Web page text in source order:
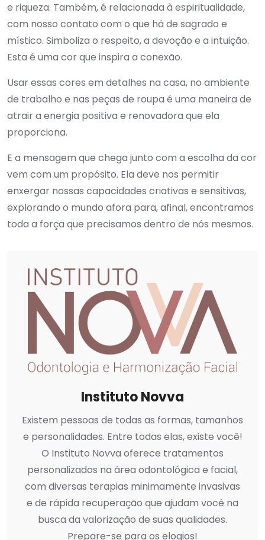
e riqueza. Também, é relacionada à espiritualidade,
com nosso contato com o que há de sagrado e
místico. Simboliza o respeito, a devoção e a intuição.
Esta é uma cor que inspira a conexão.
Usar essas cores em detalhes na casa, no ambiente
de trabalho e nas peças de roupa é uma maneira de
atrair a energia positiva e renovadora que ela
proporciona.
E a mensagem que chega junto com a escolha da cor
vem com um propósito. Ela deve nos permitir
enxergar nossas capacidades criativas e sensitivas,
explorando o mundo afora para, afinal, encontramos
toda a força que precisamos dentro de nós mesmos.
Instituto Novva
Existem pessoas de todas as formas, tamanhos
e personalidades. Entre todas elas, existe você!
O Instituto Novva oferece tratamentos
personalizados na área odontológica e facial,
com diversas terapias minimamente invasivas
e de rápida recuperação que ajudam você na
busca da valorização de suas qualidades.
Prepare-se para os elogios!